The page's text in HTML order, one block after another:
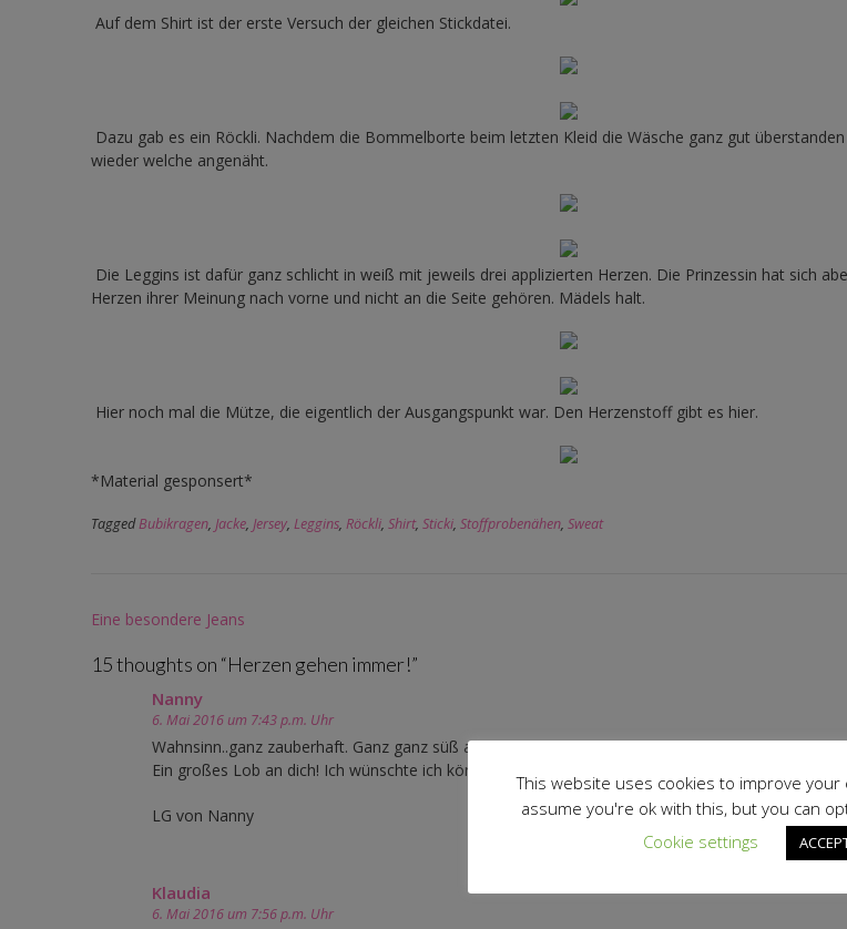
Auf dem Shirt ist der erste Versuch der gleichen Stickdatei.
Dazu gab es ein Röckli. Nachdem die Bommelborte beim letzten Kleid die Wäsche ganz gut
wieder welche angenäht.
Die Leggins ist dafür ganz schlicht in weiß mit jeweils drei applizierten Herzen. Die Prinzessin hat sich
Herzen ihrer Meinung nach vorne und nicht an die Seite gehören. Mädels halt.
Hier noch mal die Mütze, die eigentlich der Ausgangspunkt war. Den Herzenstoff gibt es hier.
*Material gesponsert*
TaggedBubikragen, Jacke, Jersey, Leggins, Röckli, Shirt, Sticki, Stoffprobenähen, Sweat
Post
Eine besondere Jeans
15 thoughts on “Herzen gehen immer!”
Nanny
6. Mai 2016 um 7:43 p.m. Uhr
Wahnsinn..ganz zauberhaft. Ganz ganz süß alles zusammen. Deine Tochter presentiert das aber
Ein großes Lob an dich! Ich wünschte ich könnte sowas schönes nähen 🙂
LG von Nanny
Klaudia
6. Mai 2016 um 7:56 p.m. Uhr
This website uses cookies to improve your
assume you're ok with this, but you can
Cookie settings